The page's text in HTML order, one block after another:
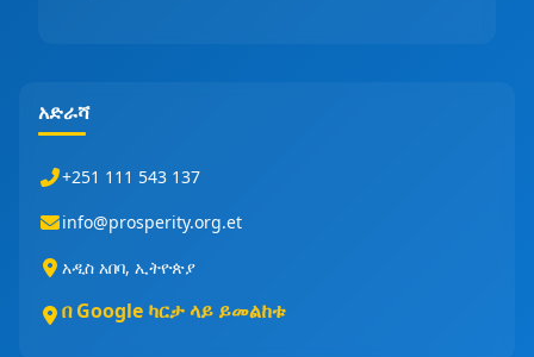
አድራሻ
+251 111 543 137
info@prosperity.org.et
አዲስ አበባ, ኢትዮጵያ
በ Google ካርታ ላይ ይመልከቱ